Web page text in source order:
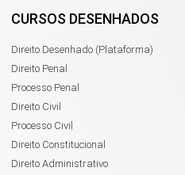
CURSOS DESENHADOS
Direito Desenhado (Plataforma)
Direito Penal
Processo Penal
Direito Civil
Processo Civil
Direito Constitucional
Direito Administrativo